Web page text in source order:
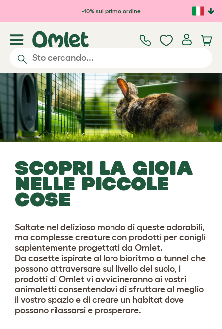
Passa al contenuto principale
-10% sul primo ordine
SCOPRI LA GIOIA
NELLE PICCOLE
COSE
Saltate nel delizioso mondo di queste adorabili,
ma complesse creature con prodotti per conigli
sapientemente progettati da Omlet.
Da casette ispirate al loro bioritmo a tunnel che
possono attraversare sul livello del suolo, i
prodotti di Omlet vi avvicineranno ai vostri
animaletti consentendovi di sfruttare al meglio
il vostro spazio e di creare un habitat dove
possano rilassarsi e prosperare.